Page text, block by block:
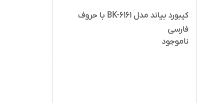
کیبورد بیاند مدل BK-6161 با حروف
فارسی
ناموجود